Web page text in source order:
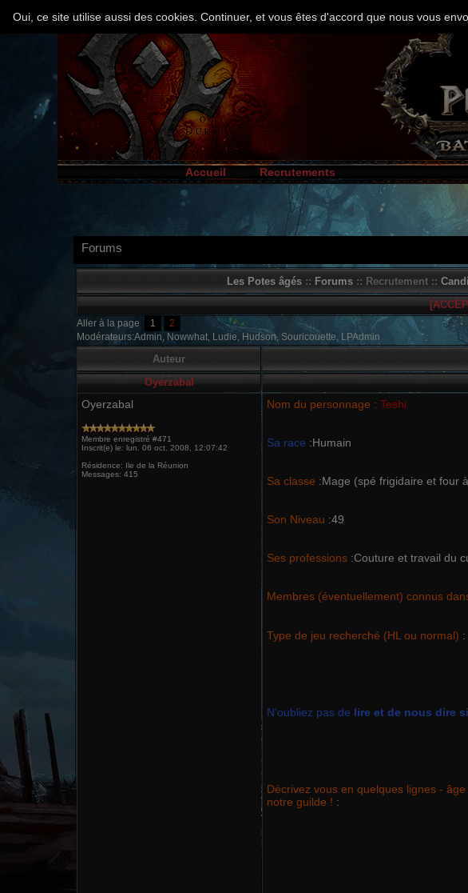
Accueil Recrutements
Forums
Les Potes âgés:: Forums:: Recrutement ::
Aller à la page 1
2
Modérateurs:Admin, Nowwhat, Ludie, Hudson, Souricouette, LPAdmin
Auteur
Oyerzabal
Oyerzabal
Membre enregistré #471
Inscrit(e) le: lun. 06 oct. 2008, 12:07:42
Résidence: Ile de la Réunion
Messages: 415
Nom du personnage : Teshi
Sa race :Humain
Sa classe :Mage (spé frigidaire et four
Son Niveau :49
Ses professions :Couture et travail du
Membres (éventuellement) connus
Type de jeu recherché (HL ou normal)
N'oubliez pas de lire et de nous dire
Décrivez vous en quelques lignes -
notre guilde ! :
Oui, ce site utilise aussi des cookies. Continuer, et vous êtes d'accord que nous vous